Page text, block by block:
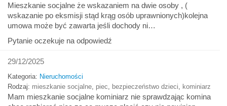
Mieszkanie socjalne że wskazaniem na dwie osoby , (
wskazanie po eksmisji stąd krąg osób uprawnionych)kolejna
umowa może być zawarta jeśli dochody ni…
Pytanie oczekuje na odpowiedź
29/12/2025
Kategoria: Nieruchomości
Rodzaj: mieszkanie socjalne piec bezpieczeństwo dzieci kominiarz
Mam mieszkanie socjalne kominiarz nie sprawdzając komina